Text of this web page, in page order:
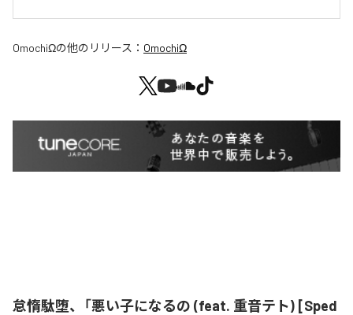
OmochiΩの他のリリース： OmochiΩ
怠惰駄堕、「悪い子になるの (feat. 重音テト) [Sped